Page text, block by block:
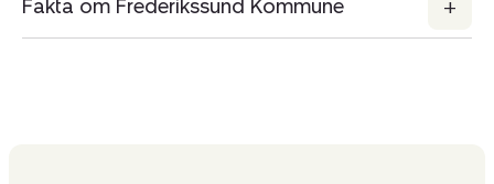
Fakta om Frederikssund Kommune